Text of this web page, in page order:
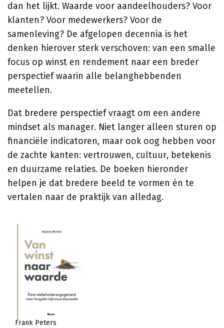
dan het lijkt. Waarde voor aandeelhouders? Voor
klanten? Voor medewerkers? Voor de
samenleving? De afgelopen decennia is het
denken hierover sterk verschoven: van een smalle
focus op winst en rendement naar een breder
perspectief waarin alle belanghebbenden
meetellen.
Dat bredere perspectief vraagt om een andere
mindset als manager. Niet langer alleen sturen op
financiële indicatoren, maar ook oog hebben voor
de zachte kanten: vertrouwen, cultuur, betekenis
en duurzame relaties. De boeken hieronder
helpen je dat bredere beeld te vormen én te
vertalen naar de praktijk van alledag.
Frank Peters